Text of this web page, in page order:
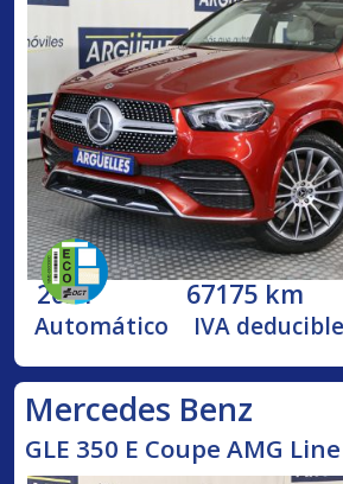
2021 67175 km
Automático IVA deducible
Mercedes Benz
GLE 350 E Coupe AMG